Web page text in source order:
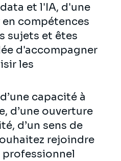
et l'IA, d'une
compétences
sujets et êtes
d'accompagner
les
capacité à
d’une ouverture
d’un sens de
rejoindre